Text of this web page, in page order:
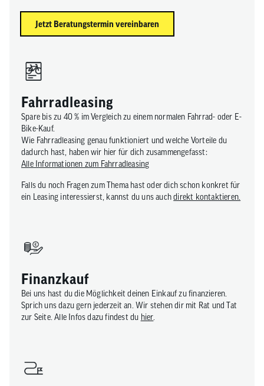
Jetzt Beratungstermin vereinbaren
Fahrradleasing
Spare bis zu 40 % im Vergleich zu einem normalen Fahrrad- oder E-
Bike-Kauf.
Wie Fahrradleasing genau funktioniert und welche Vorteile du
dadurch hast, haben wir hier für dich zusammengefasst:
Alle Informationen zum Fahrradleasing
Falls du noch Fragen zum Thema hast oder dich schon konkret für
ein Leasing interessierst, kannst du uns auchdirekt kontaktieren.
Finanzkauf​
Bei uns hast du die Möglichkeit deinen Einkauf zu finanzieren.
Sprich uns dazu gern jederzeit an. Wir stehen dir mit Rat und Tat
zur Seite. Alle Infos dazu findest du hier